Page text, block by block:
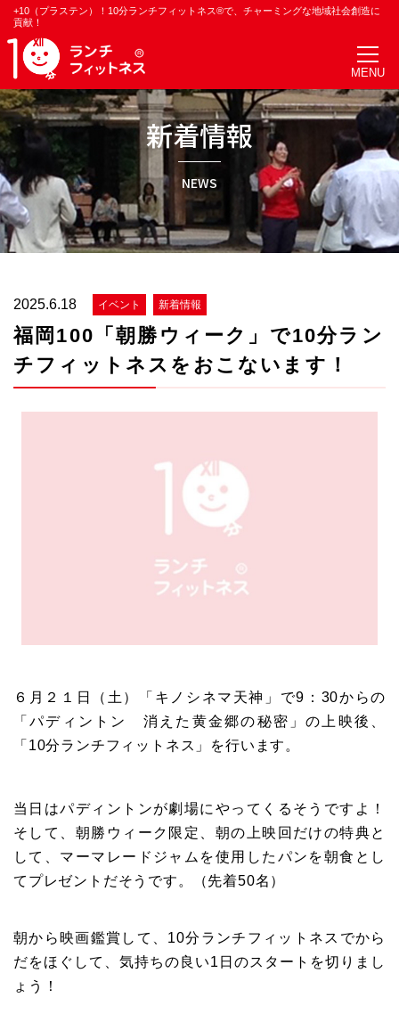
+10（プラステン）！10分ランチフィットネス®で、チャーミングな地域社会創造に
貢献！
新着情報
NEWS
2025.6.18 イベント 新着情報
福岡100「朝勝ウィーク」で10分ラン
チフィットネスをおこないます！
６月２１日（土）「キノシネマ天神」で9：30からの
「パディントン 消えた黄金郷の秘密」の上映後、
「10分ランチフィットネス」を行います。
当日はパディントンが劇場にやってくるそうですよ！
そして、朝勝ウィーク限定、朝の上映回だけの特典と
して、マーマレードジャムを使用したパンを朝食とし
てプレゼントだそうです。（先着50名）
朝から映画鑑賞して、10分ランチフィットネスでから
だをほぐして、気持ちの良い1日のスタートを切りまし
ょう！